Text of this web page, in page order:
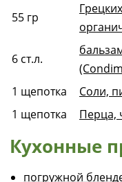
55 гр
6 ст.л.
1 щепотка Соли,
1 щепотка Перца,
Кухонные
погружной